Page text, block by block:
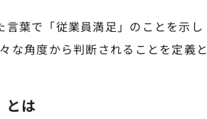
葉で「従業員満足」のことを示し
な角度から判断されることを定義と
とは